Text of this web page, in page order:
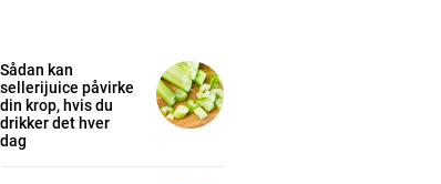
Sådan kan
sellerijuice påvirke
din krop, hvis du
drikker det hver
dag